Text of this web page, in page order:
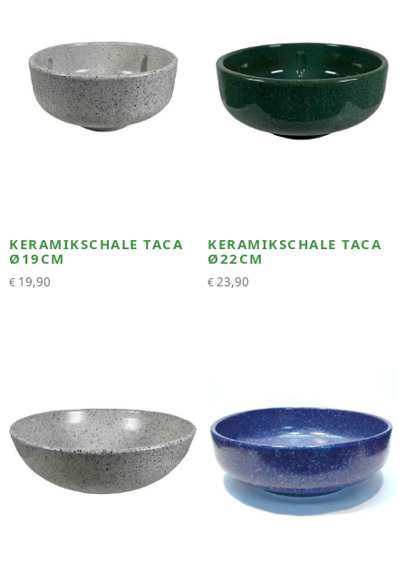
KERAMIKSCHALE TACA
Ø19CM
€ 19,90
KERAMIKSCHALE TACA
Ø22CM
€23,90